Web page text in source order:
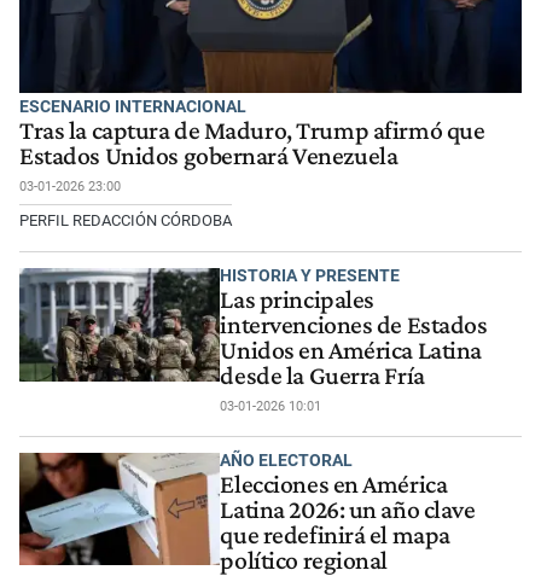
ESCENARIO INTERNACIONAL
Tras la captura de Maduro, Trump afirmó que
Estados Unidos gobernará Venezuela
03-01-2026 23:00
PERFIL REDACCIÓN CÓRDOBA
HISTORIA Y PRESENTE
Las principales
intervenciones de Estados
Unidos en América Latina
desde la Guerra Fría
03-01-2026 10:01
AÑO ELECTORAL
Elecciones en América
Latina 2026: un año clave
que redefinirá el mapa
político regional